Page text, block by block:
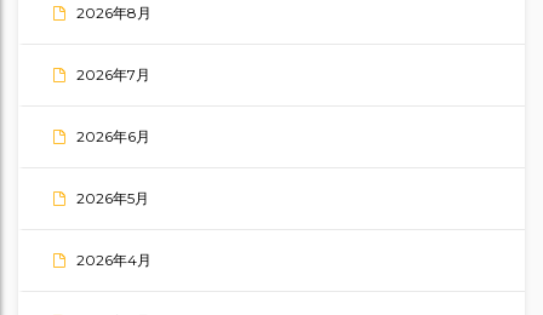
2026年8月
2026年7月
2026年6月
2026年5月
2026年4月